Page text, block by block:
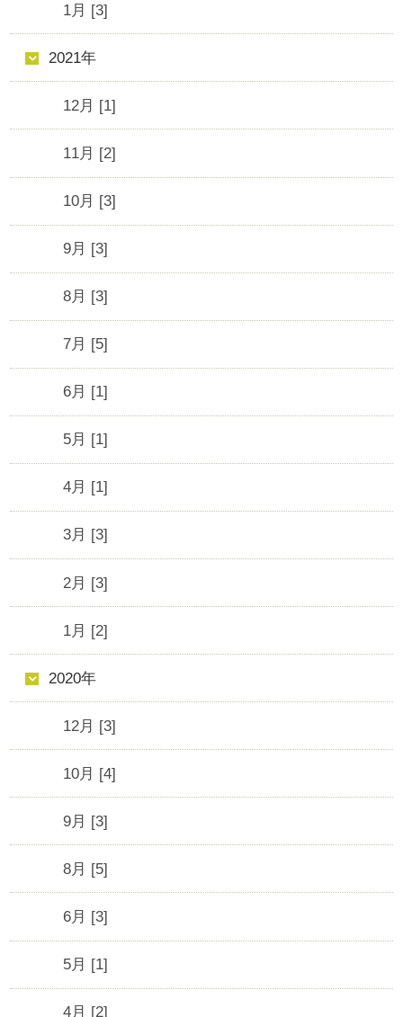
1月 [3]
2021年
12月 [1]
11月 [2]
10月 [3]
9月 [3]
8月 [3]
7月 [5]
6月 [1]
5月 [1]
4月 [1]
3月 [3]
2月 [3]
1月 [2]
2020年
12月 [3]
10月 [4]
9月 [3]
8月 [5]
6月 [3]
5月 [1]
4月 [2]